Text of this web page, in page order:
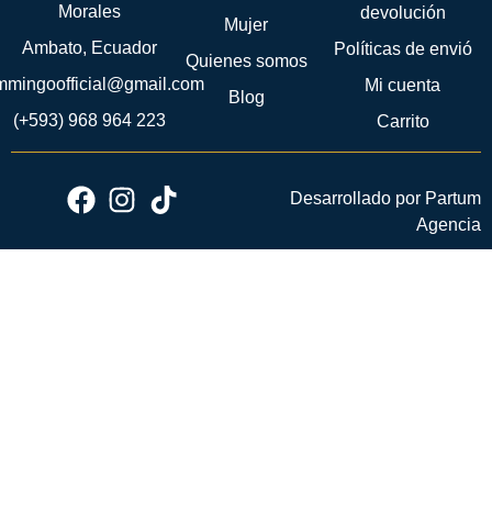
Morales
Ambato, Ecuador
(+593) 968 964 223
Mujer
Quienes somos
Blog
devolución
Políticas de envió
Mi cuenta
Carrito
Desarrollado por Partum
Agencia